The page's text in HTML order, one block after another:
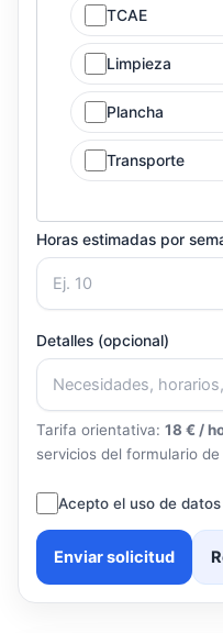
TCAE
Limpieza
Plancha
Transporte
Horas estimadas por
Detalles (opcional)
Tarifa orientativa: 18 € /
servicios del formulario
Acepto el uso de
Enviar solicitud